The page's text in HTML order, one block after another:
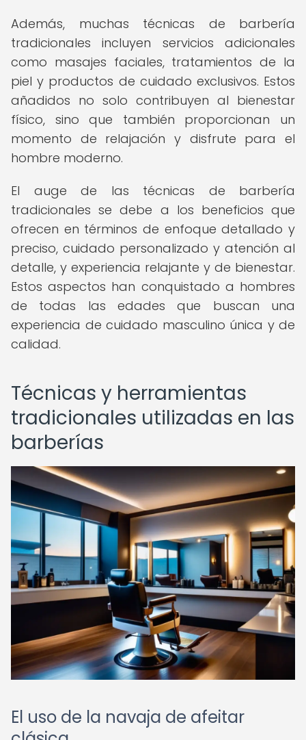
Además, muchas técnicas de barbería
tradicionales incluyen servicios adicionales
como masajes faciales, tratamientos de la
piel y productos de cuidado exclusivos. Estos
añadidos no solo contribuyen al bienestar
físico, sino que también proporcionan un
momento de relajación y disfrute para el
hombre moderno.
El auge de las técnicas de barbería
tradicionales se debe a los beneficios que
ofrecen en términos de enfoque detallado y
preciso, cuidado personalizado y atención al
detalle, y experiencia relajante y de bienestar.
Estos aspectos han conquistado a hombres
de todas las edades que buscan una
experiencia de cuidado masculino única y de
calidad.
Técnicas y herramientas
tradicionales utilizadas en las
barberías
El uso de la navaja de afeitar